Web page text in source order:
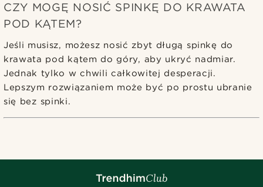
CZY MOGĘ NOSIĆ SPINKĘ DO KRAWATA
POD KĄTEM?
Jeśli musisz, możesz nosić zbyt długą spinkę do
krawata pod kątem do góry, aby ukryć nadmiar.
Jednak tylko w chwili całkowitej desperacji.
Lepszym rozwiązaniem może być po prostu ubranie
się bez spinki.